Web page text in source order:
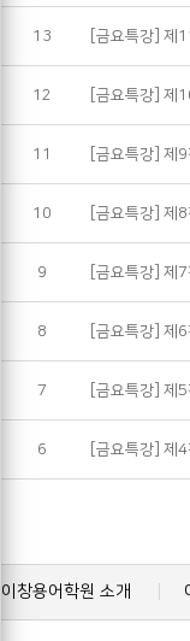
13 [금요특강] 제
12 [금요특강] 제
11 [금요특강] 제
10 [금요특강] 제
9 [금요특강] 제
8 [금요특강] 제
7 [금요특강] 제5
6 [금요특강] 제
이창용어학원 소개